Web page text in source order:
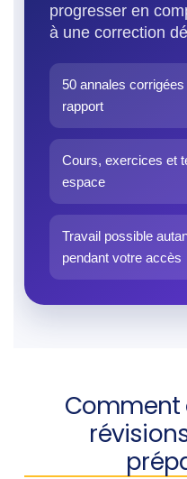
progresser en
à une correction
50 annales
rapport
Cours, exercices et
espace
Travail possible
pendant votre accès
Comment